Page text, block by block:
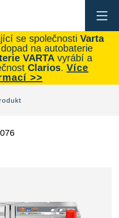
se společnosti Varta
na autobaterie
VARTAvyrábí a
Clarios. Více
>>